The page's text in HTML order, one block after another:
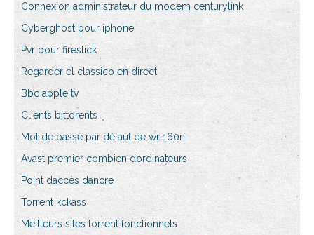
Connexion administrateur du modem centurylink
Cyberghost pour iphone
Pvr pour firestick
Regarder el classico en direct
Bbc apple tv
Clients bittorents
Mot de passe par défaut de wrt160n
Avast premier combien dordinateurs
Point daccès dancre
Torrent kckass
Meilleurs sites torrent fonctionnels